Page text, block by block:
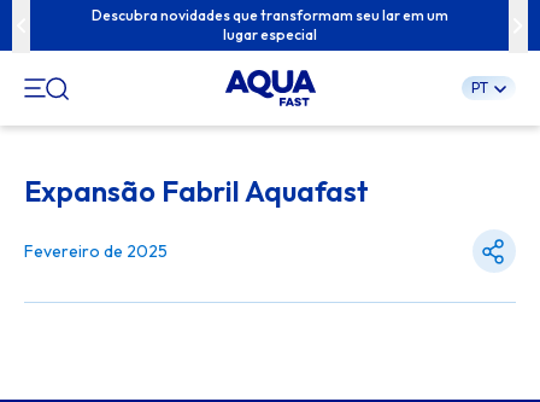
Descubra novidades que transformam seu lar em um
lugar especial
PT
Expansão Fabril Aquafast
Fevereiro de 2025